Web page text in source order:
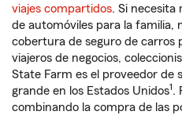
viajes compartidos. Si necesita
de automóviles para la familia,
cobertura de seguro de carros
viajeros de negocios,
State Farm es el proveedor de
grande en los Estados Unidos1 .
combinando la compra de las